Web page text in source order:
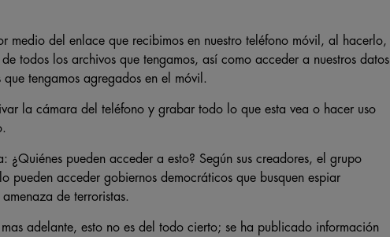
medio del enlace que recibimos en nuestro teléfono móvil, al hacerlo,
todos los archivos que tengamos, así como acceder a nuestros datos
tengamos agregados en el móvil.
la cámara del teléfono y grabar todo lo que esta vea o hacer uso
¿Quiénes pueden acceder a esto? Según sus creadores, el grupo
pueden acceder gobiernos democráticos que busquen espiar
de terroristas.
adelante, esto no es del todo cierto; se ha publicado información